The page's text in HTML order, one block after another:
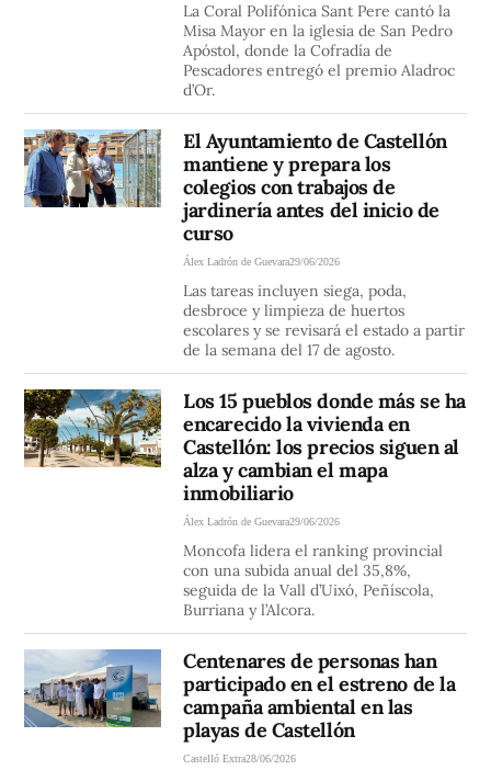
La Coral Polifónica Sant Pere cantó la
Misa Mayor en la iglesia de San Pedro
Apóstol, donde la Cofradía de
Pescadores entregó el premio Aladroc
d’Or.
El Ayuntamiento de Castellón
mantiene y prepara los
colegios con trabajos de
jardinería antes del inicio de
curso
Álex Ladrón de Guevara29/06/2026
Las tareas incluyen siega, poda,
desbroce y limpieza de huertos
escolares y se revisará el estado a partir
de la semana del 17 de agosto.
Los 15 pueblos donde más se ha
encarecido la vivienda en
Castellón: los precios siguen al
alza y cambian el mapa
inmobiliario
Álex Ladrón de Guevara29/06/2026
Moncofa lidera el ranking provincial
con una subida anual del 35,8%,
seguida de la Vall d’Uixó, Peñíscola,
Burriana y l’Alcora.
Centenares de personas han
participado en el estreno de la
campaña ambiental en las
playas de Castellón
Castelló Extra28/06/2026